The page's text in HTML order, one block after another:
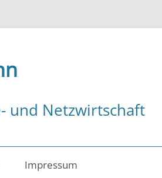
und Netzwirtschaft
Impressum